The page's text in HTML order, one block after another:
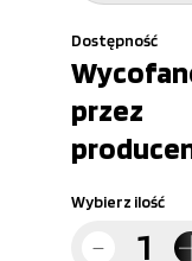
Dostępność
przez
Wybierz ilość